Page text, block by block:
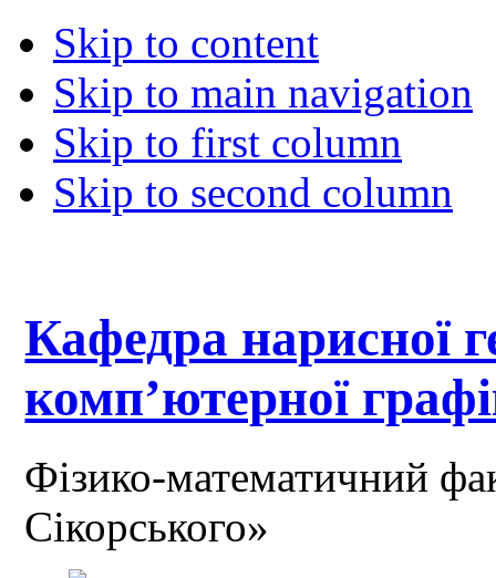
Skip to content
Skip to main navigation
Skip to first column
Skip to second column
Кафедра нарисної
комп’ютерної
Фізико-математичний
Сікорського»